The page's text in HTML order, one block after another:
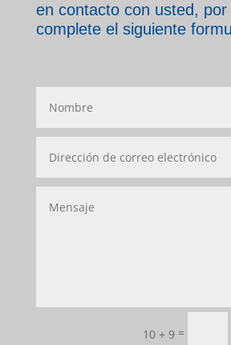
en contacto con usted, por
complete el siguiente
10 + 9 =